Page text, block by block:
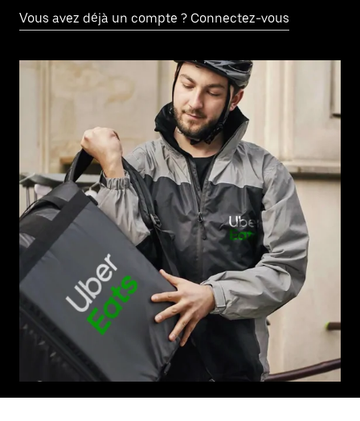
Vous avez déjà un compte ? Connectez-vous